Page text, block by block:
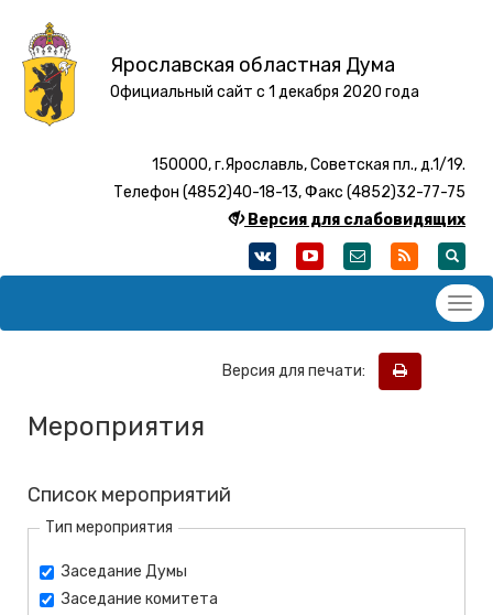
Ярославская областная Дума
Официальный сайт с 1 декабря 2020 года
150000, г.Ярославль, Советская пл., д.1/19.
Телефон (4852)40-18-13, Факс (4852)32-77-75
Версия для слабовидящих
Версия для печати:
Мероприятия
Список мероприятий
Тип мероприятия
Заседание Думы
Заседание комитета